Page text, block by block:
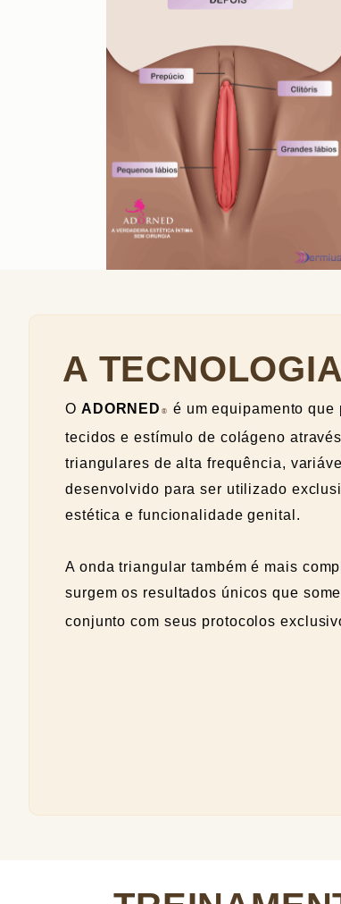
A TECNOLOGIA
O ADORNED ®
é um equipamento que
tecidos e estímulo de colágeno
triangulares de alta frequência,
desenvolvido para ser utilizado
estética e funcionalidade genital.
A onda triangular também é mais
surgem os resultados únicos que
conjunto com seus protocolos